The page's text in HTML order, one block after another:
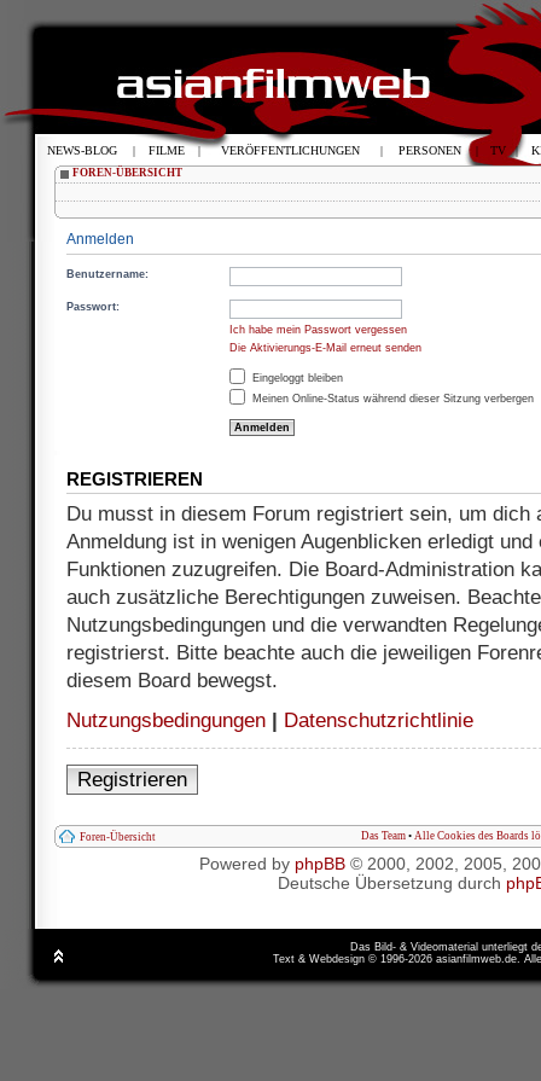
FOREN-ÜBERSICHT
Anmelden
Benutzername:
Passwort:
Ich habe mein Passwort vergessen
Die Aktivierungs-E-Mail erneut senden
Eingeloggt bleiben
Meinen Online-Status während dieser Sitzung verbergen
REGISTRIEREN
Du musst in diesem Forum registriert sein, um dich
Anmeldung ist in wenigen Augenblicken erledigt
Funktionen zuzugreifen. Die Board-Administration
auch zusätzliche Berechtigungen zuweisen.
Nutzungsbedingungen und die verwandten
registrierst. Bitte beachte auch die jeweiligen
diesem Board bewegst.
Nutzungsbedingungen
Datenschutzrichtlinie
Registrieren
Foren-Übersicht Das Team • Alle Cookies des Boards
Powered by phpBB© 2000, 2002, 2005,
Deutsche Übersetzung durch
Das Bild- & Videomaterial unterliegt
Text & Webdesign © 1996-2026 asianfilmweb.de.
NEWS-BLOG | FILME | VERÖFFENTLICHUNGEN | PERSONEN | TV |